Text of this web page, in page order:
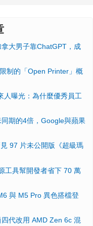
大男子靠ChatGPT，成
制的「Open Printer」概
人曝光：為什麼優秀員工
期的4倍，Google與蘋果
97 片未公開版《超級瑪
工具幫開發者省下 70 萬
與 M5 Pro 異色搭檔登
代改用 AMD Zen 6c 混